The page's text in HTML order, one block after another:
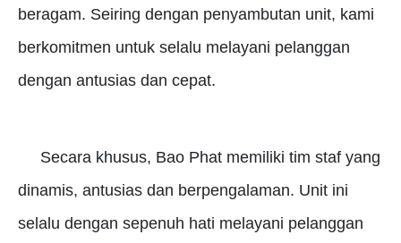
beragam. Seiring dengan penyambutan unit, kami
berkomitmen untuk selalu melayani pelanggan
dengan antusias dan cepat.
Secara khusus, Bao Phat memiliki tim staf yang
dinamis, antusias dan berpengalaman. Unit ini
selalu dengan sepenuh hati melayani pelanggan